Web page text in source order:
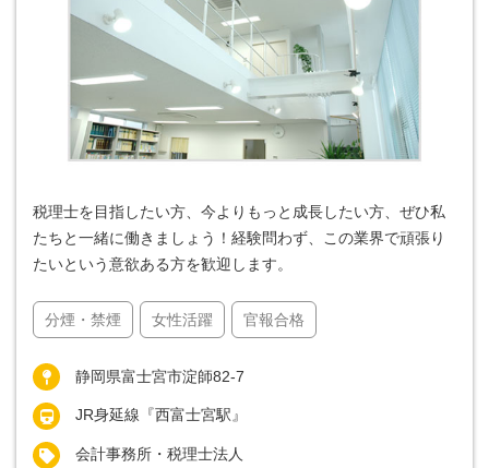
税理士を目指したい方、今よりもっと成長したい方、ぜひ私
たちと一緒に働きましょう！経験問わず、この業界で頑張り
たいという意欲ある方を歓迎します。
分煙・禁煙 女性活躍 官報合格
静岡県富士宮市淀師82-7
JR身延線『西富士宮駅』
会計事務所・税理士法人